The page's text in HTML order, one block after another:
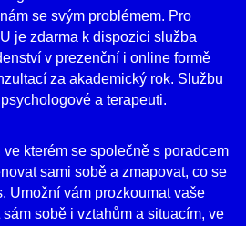
se svým problémem. Pro
je zdarma k dispozici služba
v prezenční i online formě
za akademický rok. Službu
a terapeuti.
kterém se společně s poradcem
sami sobě a zmapovat, co se
Umožní vám prozkoumat vaše
sobě i vztahům a situacím, ve